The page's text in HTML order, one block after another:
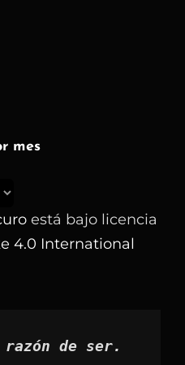
mes
está bajo licencia
4.0 International
razón de ser.